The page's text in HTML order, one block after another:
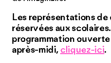
Les représentations
réservées aux
programmation
après-midi, cliquez-ici.